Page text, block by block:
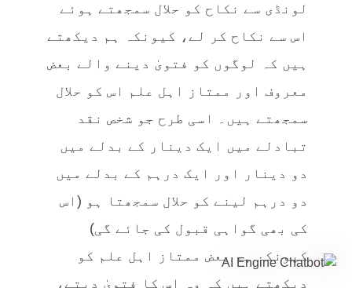
لونڈی سے نکاح کو حلال سمجھتے ہوئے
اس سے نکاح کر لے، کیونکہ ہم دیکھتے
ہیں کہ لوگوں کو فتویٰ دینے والے بعض
معروف اور ممتاز اہل علم اس کو حلال
سمجھتے ہیں۔ اسی طرح جو شخص نقد
تبادلے میں ایک دینار کے بدلے میں
دو دینار اور ایک درہم کے بدلے میں
دو درہم لینے کو حلال سمجھتا ہو (اس
کی بھی گواہی قبول کی جائے گی)
کیونکہ ہم بعض ممتاز اہل علم کو
دیکھتے ہیں کہ وہ اس کا فتویٰ دیتے،